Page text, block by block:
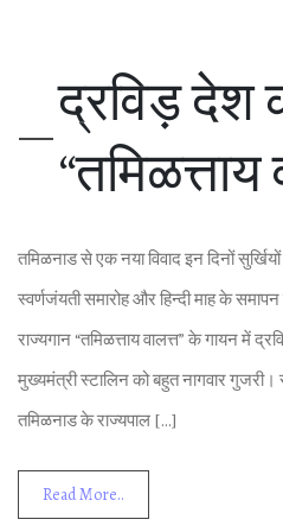
द्रविड़ देश
“तमिळत्ताय
तमिळनाड से एक नया विवाद इन दिनों
स्‍वर्णजंयती समारोह और हिन्‍दी माह के
राज्‍यगान “तमिळत्ताय वालत्त” के गायन में
मुख्‍यमंत्री स्‍टालिन को बहुत नागवार
तमिळनाड के राज्‍यपाल […]
Read More..